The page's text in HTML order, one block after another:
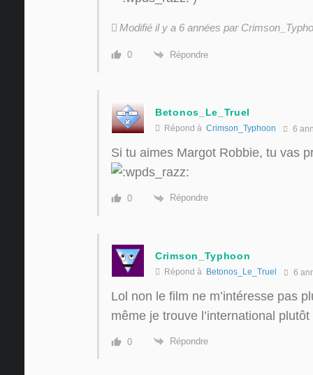
Modifié il y a 6 années par
0 Répondre
Betonos_Le_Truel
Répond à Crimson_Typhoon 6
Si tu aimes Margot Robbie, tu vas
0 Répondre
Crimson_Typhoon
Répond à Betonos_Le_Truel 6
Lol non le film ne m’intéresse pas
même je trouve l’international
0 Répondre